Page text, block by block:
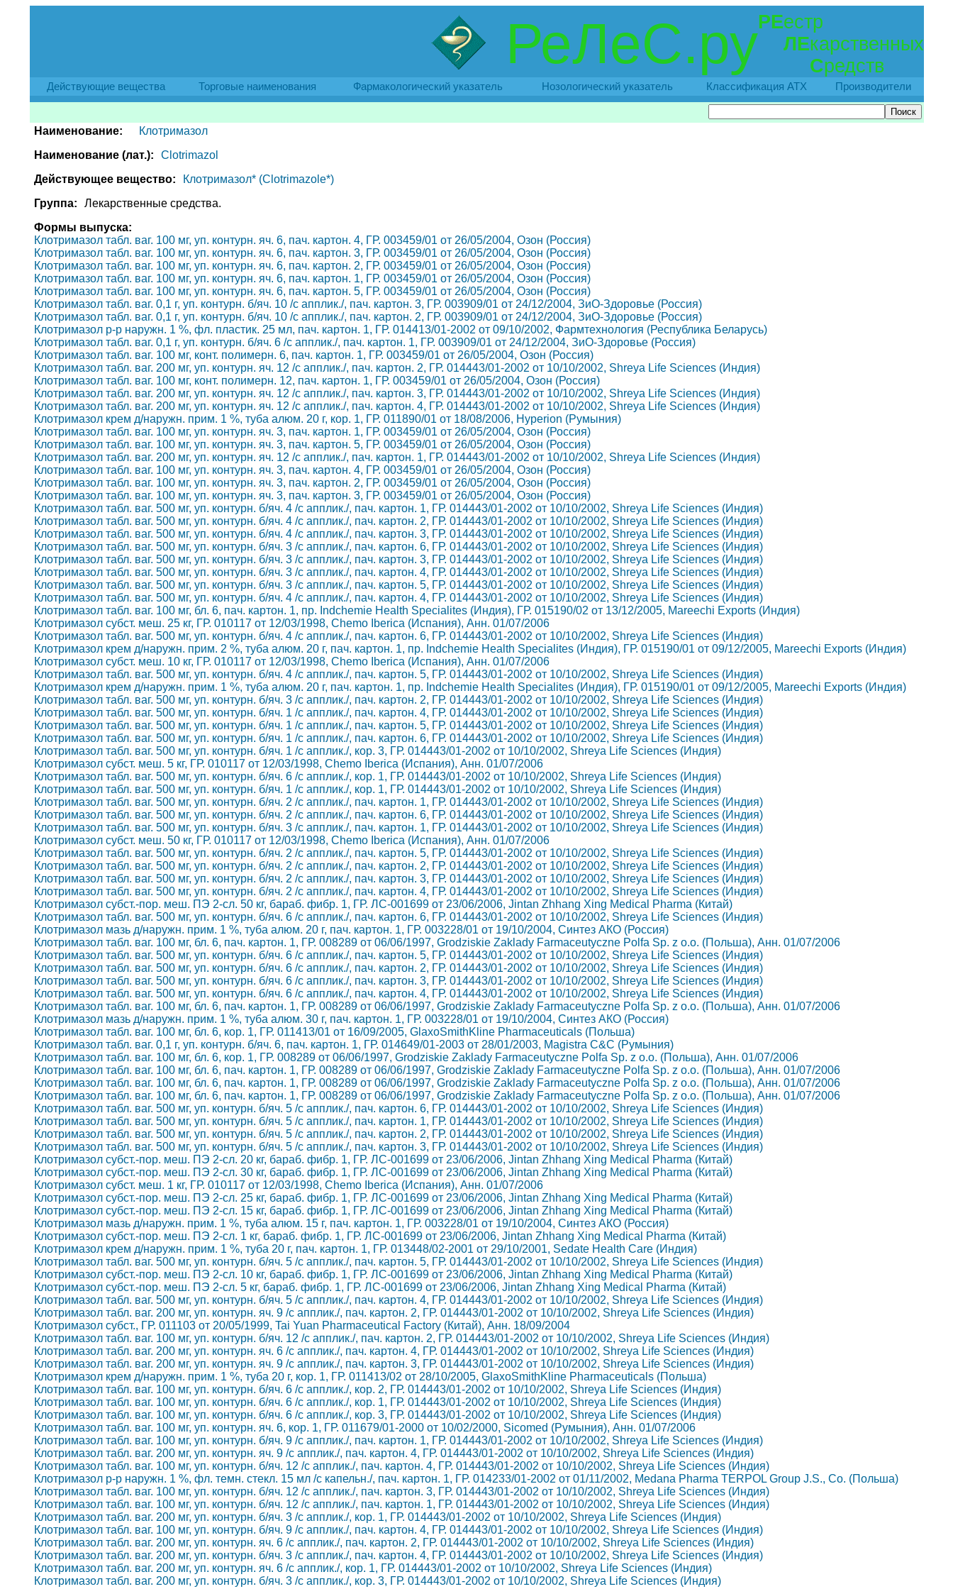
РеЛеС.руРЕестр
ЛЕкарственных
Средств
Действующие вещества Торговые наименования Фармакологический указатель Нозологический указатель Классификация АТХ Производители
Наименование:
Клотримазол
Наименование (лат.):
Clotrimazol
Действующее вещество:
Клотримазол* (Clotrimazole*)
Группа:
Лекарственные средства.
Формы выпуска:
Клотримазол табл. ваг. 100 мг, уп. контурн. яч. 6, пач. картон. 4, ГР. 003459/01 от 26/05/2004, Озон (Россия)
Клотримазол табл. ваг. 100 мг, уп. контурн. яч. 6, пач. картон. 3, ГР. 003459/01 от 26/05/2004, Озон (Россия)
Клотримазол табл. ваг. 100 мг, уп. контурн. яч. 6, пач. картон. 2, ГР. 003459/01 от 26/05/2004, Озон (Россия)
Клотримазол табл. ваг. 100 мг, уп. контурн. яч. 6, пач. картон. 1, ГР. 003459/01 от 26/05/2004, Озон (Россия)
Клотримазол табл. ваг. 100 мг, уп. контурн. яч. 6, пач. картон. 5, ГР. 003459/01 от 26/05/2004, Озон (Россия)
Клотримазол табл. ваг. 0,1 г, уп. контурн. б/яч. 10 /с апплик./, пач. картон. 3, ГР. 003909/01 от 24/12/2004, ЗиО-Здоровье (Россия)
Клотримазол табл. ваг. 0,1 г, уп. контурн. б/яч. 10 /с апплик./, пач. картон. 2, ГР. 003909/01 от 24/12/2004, ЗиО-Здоровье (Россия)
Клотримазол р-р наружн. 1 %, фл. пластик. 25 мл, пач. картон. 1, ГР. 014413/01-2002 от 09/10/2002, Фармтехнология (Республика Беларусь)
Клотримазол табл. ваг. 0,1 г, уп. контурн. б/яч. 6 /с апплик./, пач. картон. 1, ГР. 003909/01 от 24/12/2004, ЗиО-Здоровье (Россия)
Клотримазол табл. ваг. 100 мг, конт. полимерн. 6, пач. картон. 1, ГР. 003459/01 от 26/05/2004, Озон (Россия)
Клотримазол табл. ваг. 200 мг, уп. контурн. яч. 12 /с апплик./, пач. картон. 2, ГР. 014443/01-2002 от 10/10/2002, Shreya Life Sciences (Индия)
Клотримазол табл. ваг. 100 мг, конт. полимерн. 12, пач. картон. 1, ГР. 003459/01 от 26/05/2004, Озон (Россия)
Клотримазол табл. ваг. 200 мг, уп. контурн. яч. 12 /с апплик./, пач. картон. 3, ГР. 014443/01-2002 от 10/10/2002, Shreya Life Sciences (Индия)
Клотримазол табл. ваг. 200 мг, уп. контурн. яч. 12 /с апплик./, пач. картон. 4, ГР. 014443/01-2002 от 10/10/2002, Shreya Life Sciences (Индия)
Клотримазол крем д/наружн. прим. 1 %, туба алюм. 20 г, кор. 1, ГР. 011890/01 от 18/08/2006, Hyperion (Румыния)
Клотримазол табл. ваг. 100 мг, уп. контурн. яч. 3, пач. картон. 1, ГР. 003459/01 от 26/05/2004, Озон (Россия)
Клотримазол табл. ваг. 100 мг, уп. контурн. яч. 3, пач. картон. 5, ГР. 003459/01 от 26/05/2004, Озон (Россия)
Клотримазол табл. ваг. 200 мг, уп. контурн. яч. 12 /с апплик./, пач. картон. 1, ГР. 014443/01-2002 от 10/10/2002, Shreya Life Sciences (Индия)
Клотримазол табл. ваг. 100 мг, уп. контурн. яч. 3, пач. картон. 4, ГР. 003459/01 от 26/05/2004, Озон (Россия)
Клотримазол табл. ваг. 100 мг, уп. контурн. яч. 3, пач. картон. 2, ГР. 003459/01 от 26/05/2004, Озон (Россия)
Клотримазол табл. ваг. 100 мг, уп. контурн. яч. 3, пач. картон. 3, ГР. 003459/01 от 26/05/2004, Озон (Россия)
Клотримазол табл. ваг. 500 мг, уп. контурн. б/яч. 4 /с апплик./, пач. картон. 1, ГР. 014443/01-2002 от 10/10/2002, Shreya Life Sciences (Индия)
Клотримазол табл. ваг. 500 мг, уп. контурн. б/яч. 4 /с апплик./, пач. картон. 2, ГР. 014443/01-2002 от 10/10/2002, Shreya Life Sciences (Индия)
Клотримазол табл. ваг. 500 мг, уп. контурн. б/яч. 4 /с апплик./, пач. картон. 3, ГР. 014443/01-2002 от 10/10/2002, Shreya Life Sciences (Индия)
Клотримазол табл. ваг. 500 мг, уп. контурн. б/яч. 3 /с апплик./, пач. картон. 6, ГР. 014443/01-2002 от 10/10/2002, Shreya Life Sciences (Индия)
Клотримазол табл. ваг. 500 мг, уп. контурн. б/яч. 3 /с апплик./, пач. картон. 3, ГР. 014443/01-2002 от 10/10/2002, Shreya Life Sciences (Индия)
Клотримазол табл. ваг. 500 мг, уп. контурн. б/яч. 3 /с апплик./, пач. картон. 4, ГР. 014443/01-2002 от 10/10/2002, Shreya Life Sciences (Индия)
Клотримазол табл. ваг. 500 мг, уп. контурн. б/яч. 3 /с апплик./, пач. картон. 5, ГР. 014443/01-2002 от 10/10/2002, Shreya Life Sciences (Индия)
Клотримазол табл. ваг. 500 мг, уп. контурн. б/яч. 4 /с апплик./, пач. картон. 4, ГР. 014443/01-2002 от 10/10/2002, Shreya Life Sciences (Индия)
Клотримазол табл. ваг. 100 мг, бл. 6, пач. картон. 1, пр. Indchemie Health Specialites (Индия), ГР. 015190/02 от 13/12/2005, Mareechi Exports (Индия)
Клотримазол субст. меш. 25 кг, ГР. 010117 от 12/03/1998, Chemo Iberica (Испания), Анн. 01/07/2006
Клотримазол табл. ваг. 500 мг, уп. контурн. б/яч. 4 /с апплик./, пач. картон. 6, ГР. 014443/01-2002 от 10/10/2002, Shreya Life Sciences (Индия)
Клотримазол крем д/наружн. прим. 2 %, туба алюм. 20 г, пач. картон. 1, пр. Indchemie Health Specialites (Индия), ГР. 015190/01 от 09/12/2005, Mareechi Exports (Индия)
Клотримазол субст. меш. 10 кг, ГР. 010117 от 12/03/1998, Chemo Iberica (Испания), Анн. 01/07/2006
Клотримазол табл. ваг. 500 мг, уп. контурн. б/яч. 4 /с апплик./, пач. картон. 5, ГР. 014443/01-2002 от 10/10/2002, Shreya Life Sciences (Индия)
Клотримазол крем д/наружн. прим. 1 %, туба алюм. 20 г, пач. картон. 1, пр. Indchemie Health Specialites (Индия), ГР. 015190/01 от 09/12/2005, Mareechi Exports (Индия)
Клотримазол табл. ваг. 500 мг, уп. контурн. б/яч. 3 /с апплик./, пач. картон. 2, ГР. 014443/01-2002 от 10/10/2002, Shreya Life Sciences (Индия)
Клотримазол табл. ваг. 500 мг, уп. контурн. б/яч. 1 /с апплик./, пач. картон. 4, ГР. 014443/01-2002 от 10/10/2002, Shreya Life Sciences (Индия)
Клотримазол табл. ваг. 500 мг, уп. контурн. б/яч. 1 /с апплик./, пач. картон. 5, ГР. 014443/01-2002 от 10/10/2002, Shreya Life Sciences (Индия)
Клотримазол табл. ваг. 500 мг, уп. контурн. б/яч. 1 /с апплик./, пач. картон. 6, ГР. 014443/01-2002 от 10/10/2002, Shreya Life Sciences (Индия)
Клотримазол табл. ваг. 500 мг, уп. контурн. б/яч. 1 /с апплик./, кор. 3, ГР. 014443/01-2002 от 10/10/2002, Shreya Life Sciences (Индия)
Клотримазол субст. меш. 5 кг, ГР. 010117 от 12/03/1998, Chemo Iberica (Испания), Анн. 01/07/2006
Клотримазол табл. ваг. 500 мг, уп. контурн. б/яч. 6 /с апплик./, кор. 1, ГР. 014443/01-2002 от 10/10/2002, Shreya Life Sciences (Индия)
Клотримазол табл. ваг. 500 мг, уп. контурн. б/яч. 1 /с апплик./, кор. 1, ГР. 014443/01-2002 от 10/10/2002, Shreya Life Sciences (Индия)
Клотримазол табл. ваг. 500 мг, уп. контурн. б/яч. 2 /с апплик./, пач. картон. 1, ГР. 014443/01-2002 от 10/10/2002, Shreya Life Sciences (Индия)
Клотримазол табл. ваг. 500 мг, уп. контурн. б/яч. 2 /с апплик./, пач. картон. 6, ГР. 014443/01-2002 от 10/10/2002, Shreya Life Sciences (Индия)
Клотримазол табл. ваг. 500 мг, уп. контурн. б/яч. 3 /с апплик./, пач. картон. 1, ГР. 014443/01-2002 от 10/10/2002, Shreya Life Sciences (Индия)
Клотримазол субст. меш. 50 кг, ГР. 010117 от 12/03/1998, Chemo Iberica (Испания), Анн. 01/07/2006
Клотримазол табл. ваг. 500 мг, уп. контурн. б/яч. 2 /с апплик./, пач. картон. 5, ГР. 014443/01-2002 от 10/10/2002, Shreya Life Sciences (Индия)
Клотримазол табл. ваг. 500 мг, уп. контурн. б/яч. 2 /с апплик./, пач. картон. 2, ГР. 014443/01-2002 от 10/10/2002, Shreya Life Sciences (Индия)
Клотримазол табл. ваг. 500 мг, уп. контурн. б/яч. 2 /с апплик./, пач. картон. 3, ГР. 014443/01-2002 от 10/10/2002, Shreya Life Sciences (Индия)
Клотримазол табл. ваг. 500 мг, уп. контурн. б/яч. 2 /с апплик./, пач. картон. 4, ГР. 014443/01-2002 от 10/10/2002, Shreya Life Sciences (Индия)
Клотримазол субст.-пор. меш. ПЭ 2-сл. 50 кг, бараб. фибр. 1, ГР. ЛС-001699 от 23/06/2006, Jintan Zhhang Xing Medical Pharma (Китай)
Клотримазол табл. ваг. 500 мг, уп. контурн. б/яч. 6 /с апплик./, пач. картон. 6, ГР. 014443/01-2002 от 10/10/2002, Shreya Life Sciences (Индия)
Клотримазол мазь д/наружн. прим. 1 %, туба алюм. 20 г, пач. картон. 1, ГР. 003228/01 от 19/10/2004, Синтез АКО (Россия)
Клотримазол табл. ваг. 100 мг, бл. 6, пач. картон. 1, ГР. 008289 от 06/06/1997, Grodziskie Zaklady Farmaceutyczne Polfa Sp. z o.o. (Польша), Анн. 01/07/2006
Клотримазол табл. ваг. 500 мг, уп. контурн. б/яч. 6 /с апплик./, пач. картон. 5, ГР. 014443/01-2002 от 10/10/2002, Shreya Life Sciences (Индия)
Клотримазол табл. ваг. 500 мг, уп. контурн. б/яч. 6 /с апплик./, пач. картон. 2, ГР. 014443/01-2002 от 10/10/2002, Shreya Life Sciences (Индия)
Клотримазол табл. ваг. 500 мг, уп. контурн. б/яч. 6 /с апплик./, пач. картон. 3, ГР. 014443/01-2002 от 10/10/2002, Shreya Life Sciences (Индия)
Клотримазол табл. ваг. 500 мг, уп. контурн. б/яч. 6 /с апплик./, пач. картон. 4, ГР. 014443/01-2002 от 10/10/2002, Shreya Life Sciences (Индия)
Клотримазол табл. ваг. 100 мг, бл. 6, пач. картон. 1, ГР. 008289 от 06/06/1997, Grodziskie Zaklady Farmaceutyczne Polfa Sp. z o.o. (Польша), Анн. 01/07/2006
Клотримазол мазь д/наружн. прим. 1 %, туба алюм. 30 г, пач. картон. 1, ГР. 003228/01 от 19/10/2004, Синтез АКО (Россия)
Клотримазол табл. ваг. 100 мг, бл. 6, кор. 1, ГР. 011413/01 от 16/09/2005, GlaxoSmithKline Pharmaceuticals (Польша)
Клотримазол табл. ваг. 0,1 г, уп. контурн. б/яч. 6, пач. картон. 1, ГР. 014649/01-2003 от 28/01/2003, Magistra C&C (Румыния)
Клотримазол табл. ваг. 100 мг, бл. 6, кор. 1, ГР. 008289 от 06/06/1997, Grodziskie Zaklady Farmaceutyczne Polfa Sp. z o.o. (Польша), Анн. 01/07/2006
Клотримазол табл. ваг. 100 мг, бл. 6, пач. картон. 1, ГР. 008289 от 06/06/1997, Grodziskie Zaklady Farmaceutyczne Polfa Sp. z o.o. (Польша), Анн. 01/07/2006
Клотримазол табл. ваг. 100 мг, бл. 6, пач. картон. 1, ГР. 008289 от 06/06/1997, Grodziskie Zaklady Farmaceutyczne Polfa Sp. z o.o. (Польша), Анн. 01/07/2006
Клотримазол табл. ваг. 100 мг, бл. 6, пач. картон. 1, ГР. 008289 от 06/06/1997, Grodziskie Zaklady Farmaceutyczne Polfa Sp. z o.o. (Польша), Анн. 01/07/2006
Клотримазол табл. ваг. 500 мг, уп. контурн. б/яч. 5 /с апплик./, пач. картон. 6, ГР. 014443/01-2002 от 10/10/2002, Shreya Life Sciences (Индия)
Клотримазол табл. ваг. 500 мг, уп. контурн. б/яч. 5 /с апплик./, пач. картон. 1, ГР. 014443/01-2002 от 10/10/2002, Shreya Life Sciences (Индия)
Клотримазол табл. ваг. 500 мг, уп. контурн. б/яч. 5 /с апплик./, пач. картон. 2, ГР. 014443/01-2002 от 10/10/2002, Shreya Life Sciences (Индия)
Клотримазол табл. ваг. 500 мг, уп. контурн. б/яч. 5 /с апплик./, пач. картон. 3, ГР. 014443/01-2002 от 10/10/2002, Shreya Life Sciences (Индия)
Клотримазол субст.-пор. меш. ПЭ 2-сл. 20 кг, бараб. фибр. 1, ГР. ЛС-001699 от 23/06/2006, Jintan Zhhang Xing Medical Pharma (Китай)
Клотримазол субст.-пор. меш. ПЭ 2-сл. 30 кг, бараб. фибр. 1, ГР. ЛС-001699 от 23/06/2006, Jintan Zhhang Xing Medical Pharma (Китай)
Клотримазол субст. меш. 1 кг, ГР. 010117 от 12/03/1998, Chemo Iberica (Испания), Анн. 01/07/2006
Клотримазол субст.-пор. меш. ПЭ 2-сл. 25 кг, бараб. фибр. 1, ГР. ЛС-001699 от 23/06/2006, Jintan Zhhang Xing Medical Pharma (Китай)
Клотримазол субст.-пор. меш. ПЭ 2-сл. 15 кг, бараб. фибр. 1, ГР. ЛС-001699 от 23/06/2006, Jintan Zhhang Xing Medical Pharma (Китай)
Клотримазол мазь д/наружн. прим. 1 %, туба алюм. 15 г, пач. картон. 1, ГР. 003228/01 от 19/10/2004, Синтез АКО (Россия)
Клотримазол субст.-пор. меш. ПЭ 2-сл. 1 кг, бараб. фибр. 1, ГР. ЛС-001699 от 23/06/2006, Jintan Zhhang Xing Medical Pharma (Китай)
Клотримазол крем д/наружн. прим. 1 %, туба 20 г, пач. картон. 1, ГР. 013448/02-2001 от 29/10/2001, Sedate Health Care (Индия)
Клотримазол табл. ваг. 500 мг, уп. контурн. б/яч. 5 /с апплик./, пач. картон. 5, ГР. 014443/01-2002 от 10/10/2002, Shreya Life Sciences (Индия)
Клотримазол субст.-пор. меш. ПЭ 2-сл. 10 кг, бараб. фибр. 1, ГР. ЛС-001699 от 23/06/2006, Jintan Zhhang Xing Medical Pharma (Китай)
Клотримазол субст.-пор. меш. ПЭ 2-сл. 5 кг, бараб. фибр. 1, ГР. ЛС-001699 от 23/06/2006, Jintan Zhhang Xing Medical Pharma (Китай)
Клотримазол табл. ваг. 500 мг, уп. контурн. б/яч. 5 /с апплик./, пач. картон. 4, ГР. 014443/01-2002 от 10/10/2002, Shreya Life Sciences (Индия)
Клотримазол табл. ваг. 200 мг, уп. контурн. яч. 9 /с апплик./, пач. картон. 2, ГР. 014443/01-2002 от 10/10/2002, Shreya Life Sciences (Индия)
Клотримазол субст., ГР. 011103 от 20/05/1999, Tai Yuan Pharmaceutical Factory (Китай), Анн. 18/09/2004
Клотримазол табл. ваг. 100 мг, уп. контурн. б/яч. 12 /с апплик./, пач. картон. 2, ГР. 014443/01-2002 от 10/10/2002, Shreya Life Sciences (Индия)
Клотримазол табл. ваг. 200 мг, уп. контурн. яч. 6 /с апплик./, пач. картон. 4, ГР. 014443/01-2002 от 10/10/2002, Shreya Life Sciences (Индия)
Клотримазол табл. ваг. 200 мг, уп. контурн. яч. 9 /с апплик./, пач. картон. 3, ГР. 014443/01-2002 от 10/10/2002, Shreya Life Sciences (Индия)
Клотримазол крем д/наружн. прим. 1 %, туба 20 г, кор. 1, ГР. 011413/02 от 28/10/2005, GlaxoSmithKline Pharmaceuticals (Польша)
Клотримазол табл. ваг. 100 мг, уп. контурн. б/яч. 6 /с апплик./, кор. 2, ГР. 014443/01-2002 от 10/10/2002, Shreya Life Sciences (Индия)
Клотримазол табл. ваг. 100 мг, уп. контурн. б/яч. 6 /с апплик./, кор. 1, ГР. 014443/01-2002 от 10/10/2002, Shreya Life Sciences (Индия)
Клотримазол табл. ваг. 100 мг, уп. контурн. б/яч. 6 /с апплик./, кор. 3, ГР. 014443/01-2002 от 10/10/2002, Shreya Life Sciences (Индия)
Клотримазол табл. ваг. 100 мг, уп. контурн. яч. 6, кор. 1, ГР. 011679/01-2000 от 10/02/2000, Sicomed (Румыния), Анн. 01/07/2006
Клотримазол табл. ваг. 100 мг, уп. контурн. б/яч. 9 /с апплик./, пач. картон. 1, ГР. 014443/01-2002 от 10/10/2002, Shreya Life Sciences (Индия)
Клотримазол табл. ваг. 200 мг, уп. контурн. яч. 9 /с апплик./, пач. картон. 4, ГР. 014443/01-2002 от 10/10/2002, Shreya Life Sciences (Индия)
Клотримазол табл. ваг. 100 мг, уп. контурн. б/яч. 12 /с апплик./, пач. картон. 4, ГР. 014443/01-2002 от 10/10/2002, Shreya Life Sciences (Индия)
Клотримазол р-р наружн. 1 %, фл. темн. стекл. 15 мл /с капельн./, пач. картон. 1, ГР. 014233/01-2002 от 01/11/2002, Medana Pharma TERPOL Group J.S., Co. (Польша)
Клотримазол табл. ваг. 100 мг, уп. контурн. б/яч. 12 /с апплик./, пач. картон. 3, ГР. 014443/01-2002 от 10/10/2002, Shreya Life Sciences (Индия)
Клотримазол табл. ваг. 100 мг, уп. контурн. б/яч. 12 /с апплик./, пач. картон. 1, ГР. 014443/01-2002 от 10/10/2002, Shreya Life Sciences (Индия)
Клотримазол табл. ваг. 200 мг, уп. контурн. б/яч. 3 /с апплик./, кор. 1, ГР. 014443/01-2002 от 10/10/2002, Shreya Life Sciences (Индия)
Клотримазол табл. ваг. 100 мг, уп. контурн. б/яч. 9 /с апплик./, пач. картон. 4, ГР. 014443/01-2002 от 10/10/2002, Shreya Life Sciences (Индия)
Клотримазол табл. ваг. 200 мг, уп. контурн. яч. 6 /с апплик./, пач. картон. 2, ГР. 014443/01-2002 от 10/10/2002, Shreya Life Sciences (Индия)
Клотримазол табл. ваг. 200 мг, уп. контурн. б/яч. 3 /с апплик./, пач. картон. 4, ГР. 014443/01-2002 от 10/10/2002, Shreya Life Sciences (Индия)
Клотримазол табл. ваг. 200 мг, уп. контурн. яч. 6 /с апплик./, кор. 1, ГР. 014443/01-2002 от 10/10/2002, Shreya Life Sciences (Индия)
Клотримазол табл. ваг. 200 мг, уп. контурн. б/яч. 3 /с апплик./, кор. 3, ГР. 014443/01-2002 от 10/10/2002, Shreya Life Sciences (Индия)